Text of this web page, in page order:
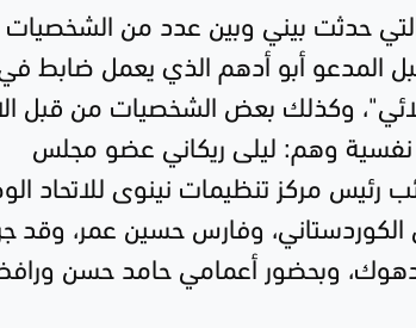
التي حدثت بيني وبين عدد من الشخصيات
المدعو أبو أدهم الذي يعمل ضابط
وكذلك بعض الشخصيات من قبل
نفسية وهم: ليلى ريكاني عضو مجلس
رئيس مركز تنظيمات نينوى للاتحاد
الكوردستاني، وفارس حسين عمر، وقد
دهوك، وبحضور أعمامي حامد حسن